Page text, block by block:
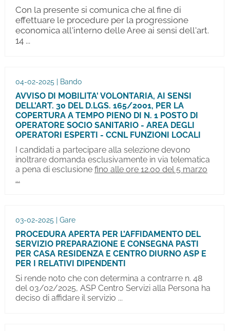
Con la presente si comunica che al fine di
effettuare le procedure per la progressione
economica all'interno delle Aree ai sensi dell'art.
14 ...
04-02-2025 | Bando
AVVISO DI MOBILITA' VOLONTARIA, AI SENSI
DELL'ART. 30 DEL D.LGS. 165/2001, PER LA
COPERTURA A TEMPO PIENO DI N. 1 POSTO DI
OPERATORE SOCIO SANITARIO - AREA DEGLI
OPERATORI ESPERTI - CCNL FUNZIONI LOCALI
I candidati a partecipare alla selezione devono
inoltrare domanda esclusivamente in via telematica
a pena di esclusione fino alle ore 12.00 del 5 marzo
...
03-02-2025 | Gare
PROCEDURA APERTA PER L’AFFIDAMENTO DEL
SERVIZIO PREPARAZIONE E CONSEGNA PASTI
PER CASA RESIDENZA E CENTRO DIURNO ASP E
PER I RELATIVI DIPENDENTI
Si rende noto che con determina a contrarre n. 48
del 03/02/2025, ASP Centro Servizi alla Persona ha
deciso di affidare il servizio ...